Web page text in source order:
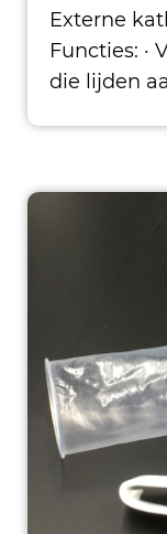
Externe
Functies: ·
die lijden